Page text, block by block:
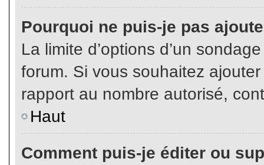
Pourquoi ne puis-je pas
La limite d’options d’un
forum. Si vous souhaitez
rapport au nombre autorisé,
Haut
Comment puis-je éditer ou